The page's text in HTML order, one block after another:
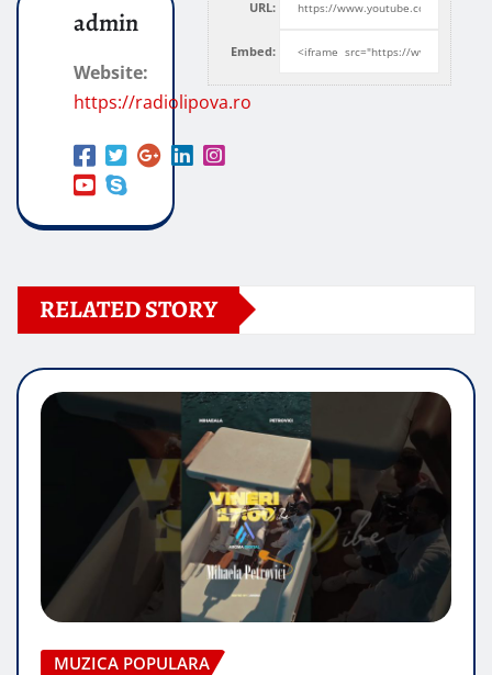
URL:
Embed:
admin
Website:
https://radiolipova.ro
RELATED STORY
MUZICA POPULARA